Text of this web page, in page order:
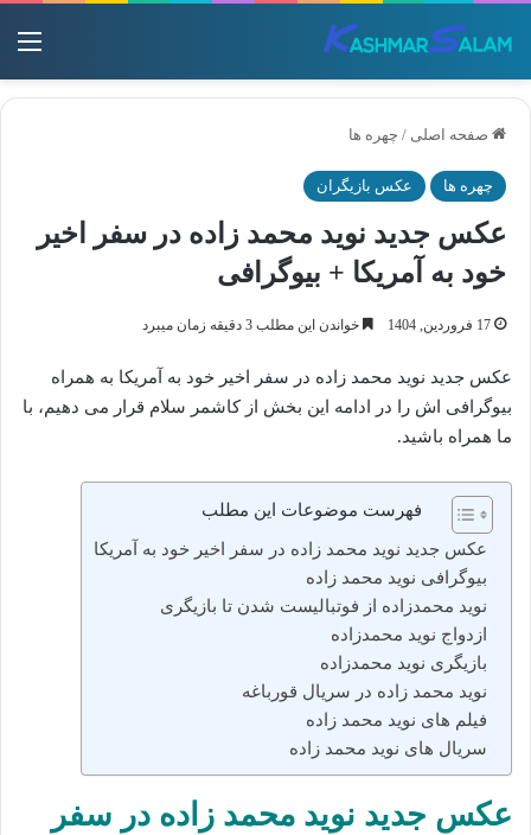
صفحه اصلی / چهره ها
چهره ها عکس بازیگران
عکس جدید نوید محمد زاده در سفر اخیر
خود به آمریکا + بیوگرافی
17 فروردین, 1404 خواندن این مطلب 3 دقیقه زمان میبرد
عکس جدید نوید محمد زاده در سفر اخیر خود به آمریکا به همراه
بیوگرافی اش را در ادامه این بخش از کاشمر سلام قرار می دهیم، با
ما همراه باشید.
فهرست موضوعات این مطلب
عکس جدید نوید محمد زاده در سفر اخیر خود به آمریکا
بیوگرافی نوید محمد زاده
نوید محمدزاده از فوتبالیست شدن‌ تا بازیگری
ازدواج نوید محمدزاده‌
بازیگری نوید محمدزاده
نوید محمد زاده‌ در سریال قورباغه
فیلم‌ های نوید محمد زاده‌‌
سریال‌ های نوید محمد زاده‌‌
عکس جدید نوید محمد زاده در سفر